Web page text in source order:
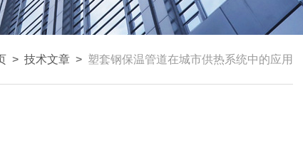
> 技术文章 > 塑套钢保温管道在城市供热系统中的应用